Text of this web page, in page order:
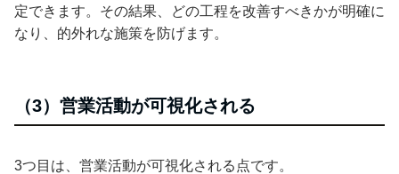
定できます。その結果、どの工程を改善すべきかが明確に
なり、的外れな施策を防げます。
（3）営業活動が可視化される
3つ目は、営業活動が可視化される点です。